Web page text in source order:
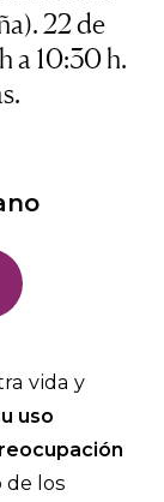
22 de
a 10:30 h.
vida y
uso
de los